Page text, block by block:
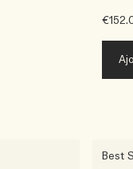
Best